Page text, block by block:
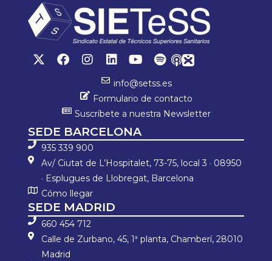
info@setss.es
Formulario de contacto
Suscríbete a nuestra Newsletter
SEDE BARCELONA
935 339 900
Av/ Ciutat de L’Hospitalet, 73-75, local 3 · 08950
· Esplugues de Llobregat, Barcelona
Cómo llegar
SEDE MADRID
660 454 712
Calle de Zurbano, 45, 1ª planta, Chamberí, 28010
Madrid